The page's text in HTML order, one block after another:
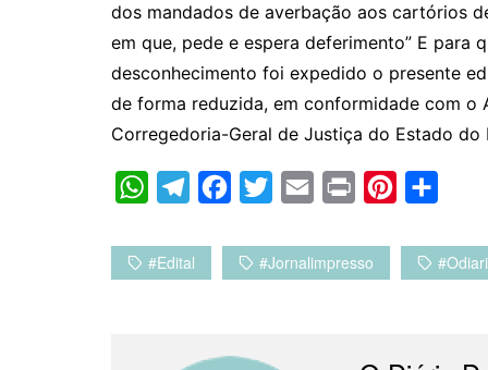
dos mandados de averbação aos cartórios
em que, pede e espera deferimento” E para
desconhecimento foi expedido o presente
de forma reduzida, em conformidade com o
Corregedoria-Geral de Justiça do Estado do
W
a
t
l
e
c
e
o
i
t
a
i
i
n
n
t
m
p
#edital #jornalimpresso